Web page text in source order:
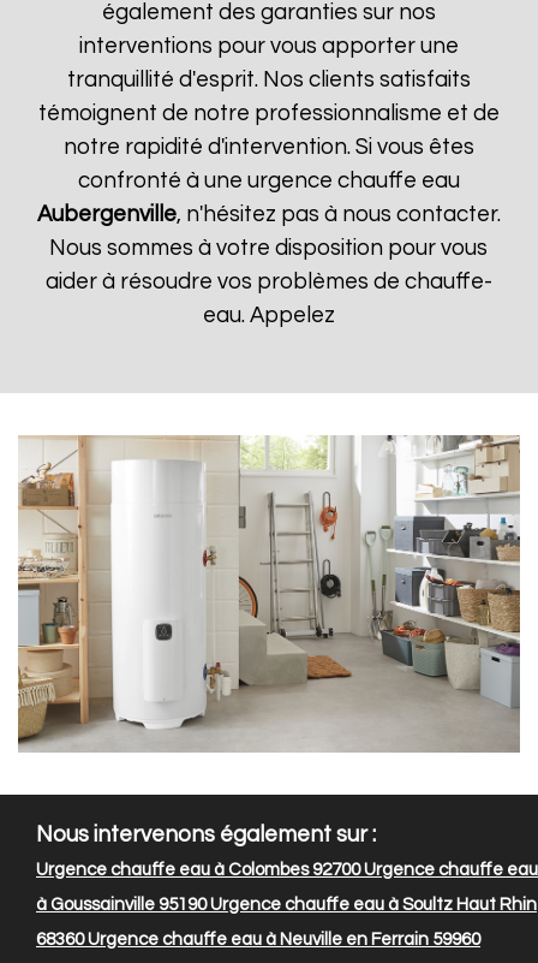
également des garanties sur nos
interventions pour vous apporter une
tranquillité d'esprit. Nos clients satisfaits
témoignent de notre professionnalisme et de
notre rapidité d'intervention. Si vous êtes
confronté à une urgence chauffe eau
Aubergenville, n'hésitez pas à nous contacter.
Nous sommes à votre disposition pour vous
aider à résoudre vos problèmes de chauffe-
eau. Appelez
Nous intervenons également sur :
Urgence chauffe eau à Colombes 92700Urgence chauffe eau
à Goussainville 95190Urgence chauffe eau à Soultz Haut Rhin
68360Urgence chauffe eau à Neuville en Ferrain 59960